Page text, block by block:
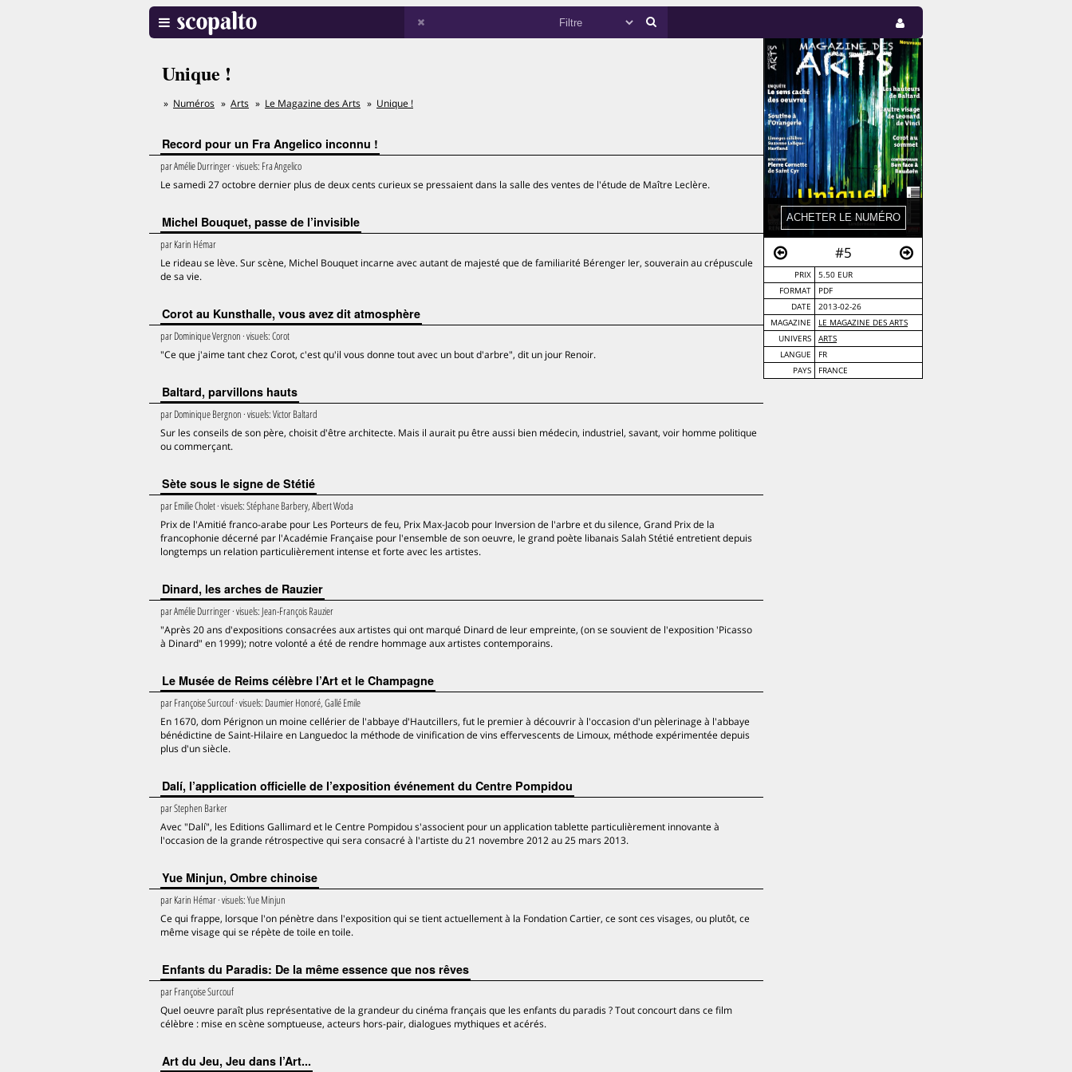
#5
PRIX
5.50 EUR
FORMAT
PDF
DATE
2013-02-26
MAGAZINE
LE MAGAZINE DES ARTS
UNIVERS
ARTS
LANGUE
FR
PAYS
FRANCE
Unique !
Numéros Arts Le Magazine des Arts Unique !
Record pour un Fra Angelico inconnu !
parAmélie Durringer· visuels: Fra Angelico
Le samedi 27 octobre dernier plus de deux cents curieux se pressaient dans la salle des ventes de l'étude de Maître Leclère.
Michel Bouquet, passe de l’invisible
parKarin Hémar
Le rideau se lève. Sur scène, Michel Bouquet incarne avec autant de majesté que de familiarité Bérenger Ier, souverain au crépuscule
de sa vie.
Corot au Kunsthalle, vous avez dit atmosphère
parDominique Vergnon · visuels:Corot
"Ce que j'aime tant chez Corot, c'est qu'il vous donne tout avec un bout d'arbre", dit un jour Renoir.
Baltard, parvillons hauts
parDominique Bergnon · visuels:Victor Baltard
Sur les conseils de son père, choisit d'être architecte. Mais il aurait pu être aussi bien médecin, industriel, savant, voir homme politique
ou commerçant.
Sète sous le signe de Stétié
parEmilie Cholet· visuels:Stéphane Barbery, Albert Woda
Prix de l'Amitié franco-arabe pour Les Porteurs de feu, Prix Max-Jacob pour Inversion de l'arbre et du silence, Grand Prix de la
francophonie décerné par l'Académie Française pour l'ensemble de son oeuvre, le grand poète libanais Salah Stétié entretient depuis
longtemps un relation particulièrement intense et forte avec les artistes.
Dinard, les arches de Rauzier
parAmélie Durringer· visuels: Jean-François Rauzier
"Après 20 ans d'expositions consacrées aux artistes qui ont marqué Dinard de leur empreinte, (on se souvient de l'exposition 'Picasso
à Dinard" en 1999); notre volonté a été de rendre hommage aux artistes contemporains.
Le Musée de Reims célèbre l’Art et le Champagne
parFrançoise Surcouf· visuels: Daumier Honoré, Gallé Emile
En 1670, dom Pérignon un moine cellérier de l'abbaye d'Hautcillers, fut le premier à découvrir à l'occasion d'un pèlerinage à l'abbaye
bénédictine de Saint-Hilaire en Languedoc la méthode de vinification de vins effervescents de Limoux, méthode expérimentée depuis
plus d'un siècle.
Dalí, l’application officielle de l’exposition événement du Centre Pompidou
parStephen Barker
Avec "Dalí", les Editions Gallimard et le Centre Pompidou s'associent pour un application tablette particulièrement innovante à
l'occasion de la grande rétrospective qui sera consacré à l'artiste du 21 novembre 2012 au 25 mars 2013.
Yue Minjun, Ombre chinoise
parKarin Hémar· visuels:Yue Minjun
Ce qui frappe, lorsque l'on pénètre dans l'exposition qui se tient actuellement à la Fondation Cartier, ce sont ces visages, ou plutôt, ce
même visage qui se répète de toile en toile.
Enfants du Paradis: De la même essence que nos rêves
parFrançoise Surcouf
Quel oeuvre paraît plus représentative de la grandeur du cinéma français que les enfants du paradis ? Tout concourt dans ce film
célèbre : mise en scène somptueuse, acteurs hors-pair, dialogues mythiques et acérés.
Art du Jeu, Jeu dans l’Art...